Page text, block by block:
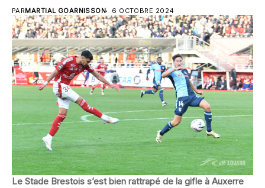
PARMARTIAL GOARNISSON 6 OCTOBRE 2024
Le Stade Brestois s’est bien rattrapé de la gifle à Auxerre